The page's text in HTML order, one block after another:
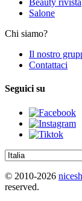
Beauty rivista
Salone
Chi siamo?
Il nostro
Contattaci
Seguici su
© 2010-2026
reserved.